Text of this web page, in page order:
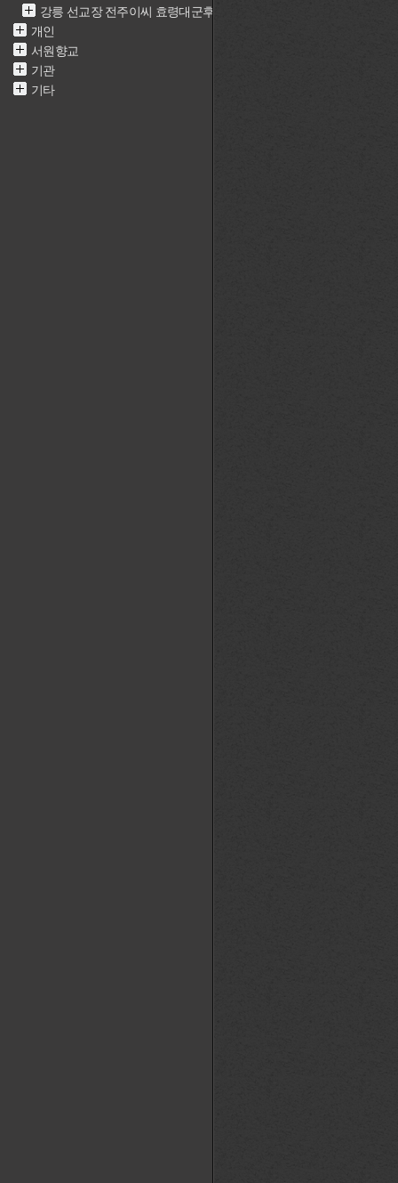
강릉 선교장 전주이씨 효령대군후손가
개인
서원향교
기관
기타